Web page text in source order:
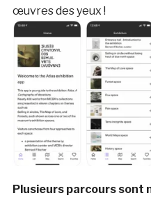
œuvres des yeux !
Plusieurs parcours sont